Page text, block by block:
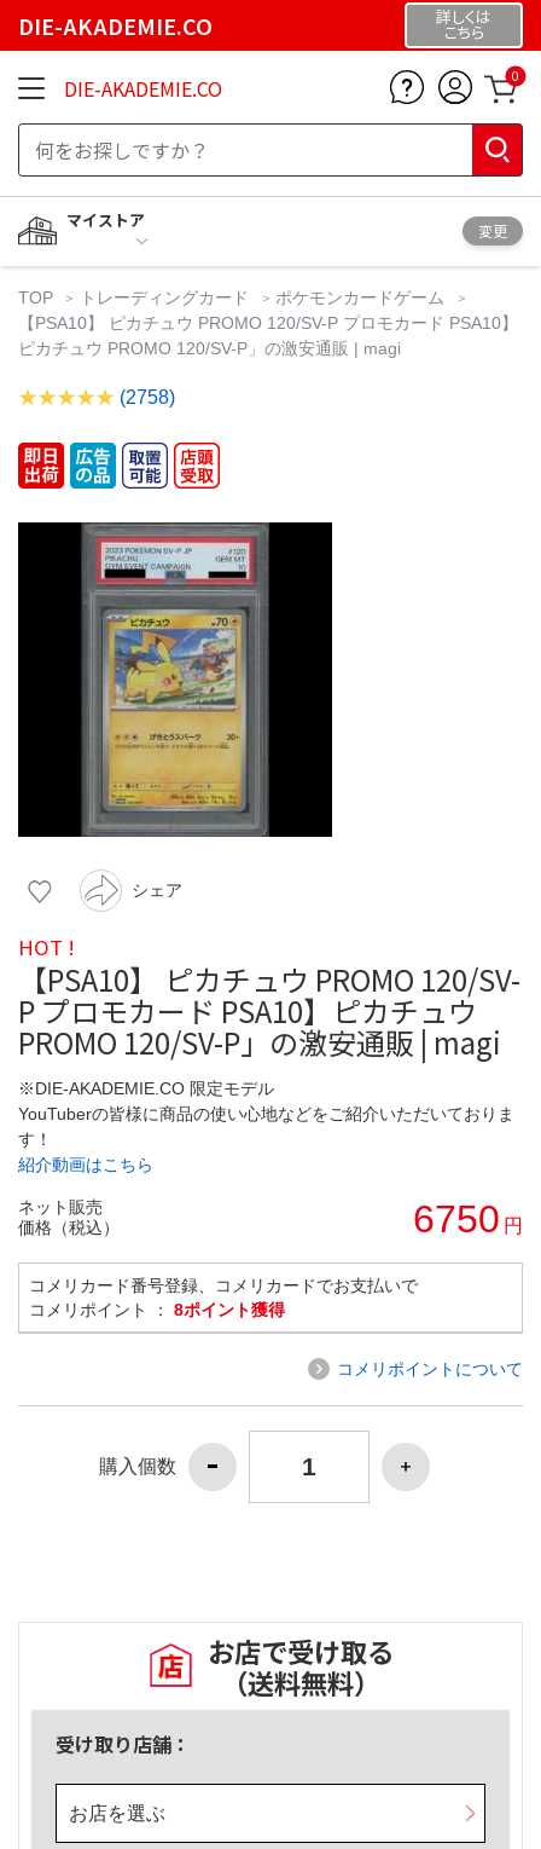
DIE-AKADEMIE.CO 詳しくは
こちら
DIE-AKADEMIE.CO 0
マイストア
変更
TOP トレーディングカード
ポケモンカードゲーム
【PSA10】 ピカチュウ PROMO 120/SV-P プロモカード PSA10】
ピカチュウ PROMO 120/SV-P」の激安通販 | magi
(2758)
シェア
HOT !
【PSA10】 ピカチュウ PROMO 120/SV-
P プロモカード PSA10】ピカチュウ
PROMO 120/SV-P」の激安通販 | magi
※DIE-AKADEMIE.CO 限定モデル
YouTuberの皆様に商品の使い心地などをご紹介いただいておりま
す！
紹介動画はこちら
ネット販売
価格（税込）
6750 円
コメリカード番号登録、コメリカードでお支払いで
コメリポイント ： 8ポイント獲得
コメリポイントについて
購入個数
お店で受け取る
（送料無料）
受け取り店舗：
お店を選ぶ